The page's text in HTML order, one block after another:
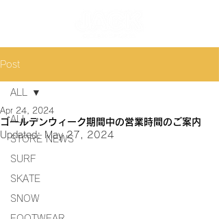
Post
ALL
STORE NEWS
SURF
SKATE
SNOW
ALL
ゴールデンウィーク期間中の営業時間のご案内
Apr 24, 2024
Updated: May 27, 2024